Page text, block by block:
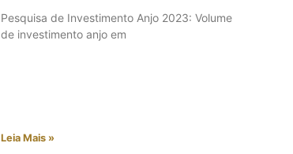
Pesquisa de Investimento Anjo 2023: Volume
de investimento anjo em
Leia Mais »